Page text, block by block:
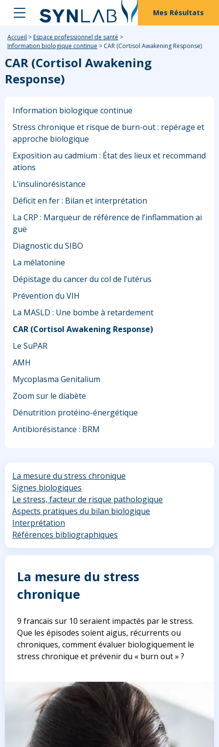
Mes Résultats
Accueil > Espace professionnel de santé >
Information biologique continue > CAR (Cortisol Awakening Response)
CAR (Cortisol Awakening
Response)
Information biologique continue
Stress chronique et risque de burn-out : repérage et
approche biologique
Exposition au cadmium : État des lieux et recommand
ations
L’insulinorésistance
Déficit en fer : Bilan et interprétation
La CRP : Marqueur de référence de l’inflammation ai
guë
Diagnostic du SIBO
La mélatonine
Dépistage du cancer du col de l’utérus
Prévention du VIH
La MASLD : Une bombe à retardement
CAR (Cortisol Awakening Response)
Le SuPAR
AMH
Mycoplasma Genitalium
Zoom sur le diabète
Dénutrition protéino-énergétique
Antibiorésistance : BRM
La mesure du stress chronique
Signes biologiques
Le stress, facteur de risque pathologique
Aspects pratiques du bilan biologique
Interprétation
Références bibliographiques
La mesure du stress
chronique
9 francais sur 10 seraient impactés par le stress.
Que les épisodes soient aigus, récurrents ou
chroniques, comment évaluer biologiquement le
stress chronique et prévenir du « burn out » ?